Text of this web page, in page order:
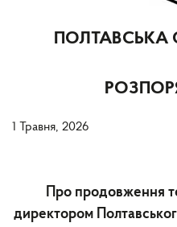
ПОЛТАВСЬКА
1 Травня, 2026
Про продовження
директором